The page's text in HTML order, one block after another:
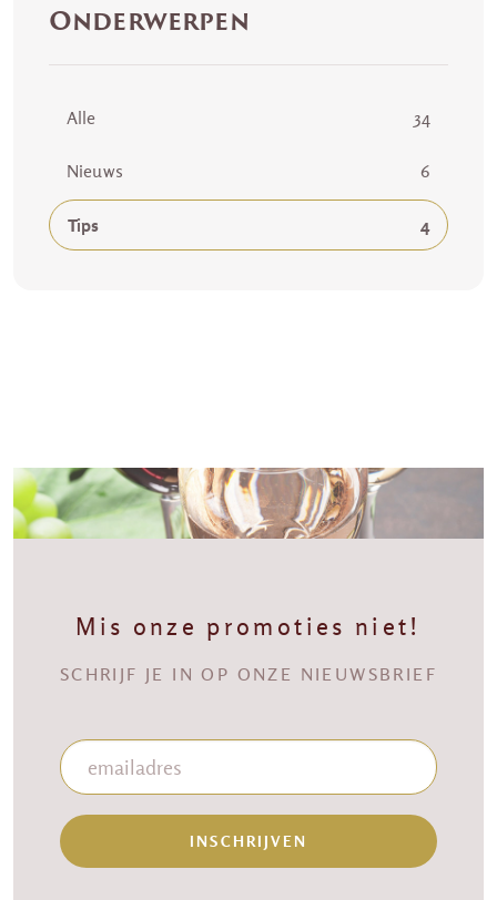
Onderwerpen
Alle 34
Nieuws 6
Tips 4
Mis onze promoties niet!
SCHRIJF JE IN OP ONZE NIEUWSBRIEF
INSCHRIJVEN